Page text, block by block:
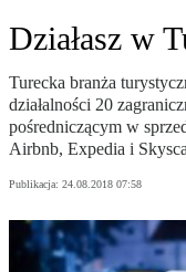
Działasz w
Turecka branża
działalności 20
pośredniczącym w
Airbnb, Expedia i
Publikacja: 24.08.2018 07:58